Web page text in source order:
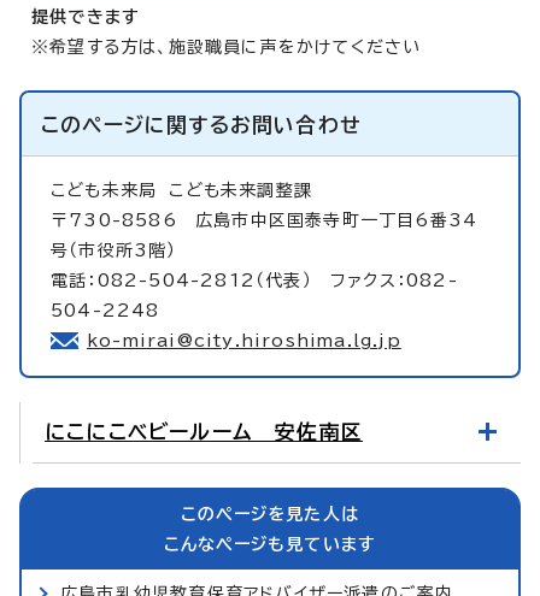
提供できます
※希望する方は、施設職員に声をかけてください
このページに関するお問い合わせ
こども未来局 こども未来調整課
〒730-8586 広島市中区国泰寺町一丁目6番34
号（市役所3階）
電話：082-504-2812（代表） ファクス：082-
504-2248
ko-mirai@city.hiroshima.lg.jp
にこにこベビールーム 安佐南区
このページを見た人は
こんなページも見ています